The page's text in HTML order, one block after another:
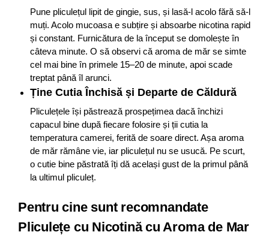
Pune pliculețul lipit de gingie, sus, și lasă-l acolo fără să-l
muți. Acolo mucoasa e subțire și absoarbe nicotina rapid
și constant. Furnicătura de la început se domolește în
câteva minute. O să observi că aroma de măr se simte
cel mai bine în primele 15–20 de minute, apoi scade
treptat până îl arunci.
Ține Cutia Închisă și Departe de Căldură
Pliculețele își păstrează prospețimea dacă închizi
capacul bine după fiecare folosire și ții cutia la
temperatura camerei, ferită de soare direct. Așa aroma
de măr rămâne vie, iar pliculețul nu se usucă. Pe scurt,
o cutie bine păstrată îți dă același gust de la primul până
la ultimul pliculeț.
Pentru cine sunt recomnandate
Pliculețe cu Nicotină cu Aroma de Mar